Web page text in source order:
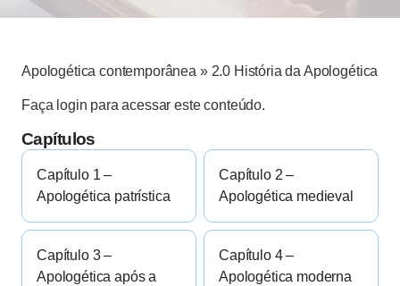
Apologética contemporânea » 2.0 História da Apologética
Faça login para acessar este conteúdo.
Capítulos
Capítulo 1 –
Apologética patrística
Capítulo 2 –
Apologética medieval
Capítulo 3 –
Apologética após a
Capítulo 4 –
Apologética moderna